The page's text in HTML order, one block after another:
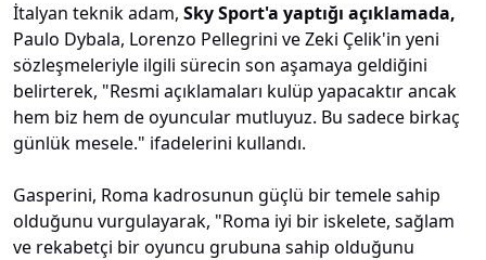
İtalyan teknik adam, Sky Sport'a yaptığı açıklamada,
Paulo Dybala, Lorenzo Pellegrini ve Zeki Çelik'in yeni
sözleşmeleriyle ilgili sürecin son aşamaya geldiğini
belirterek, "Resmi açıklamaları kulüp yapacaktır ancak
hem biz hem de oyuncular mutluyuz. Bu sadece birkaç
günlük mesele." ifadelerini kullandı.
Gasperini, Roma kadrosunun güçlü bir temele sahip
olduğunu vurgulayarak, "Roma iyi bir iskelete, sağlam
ve rekabetçi bir oyuncu grubuna sahip olduğunu